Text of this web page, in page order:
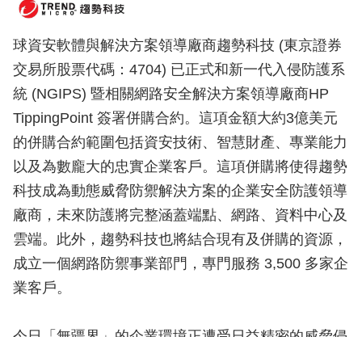
球資安軟體與解決方案領導廠商趨勢科技 (東京證券
交易所股票代碼：4704) 已正式和新一代入侵防護系
統 (NGIPS) 暨相關網路安全解決方案領導廠商HP
TippingPoint 簽署併購合約。這項金額大約3億美元
的併購合約範圍包括資安技術、智慧財產、專業能力
以及為數龐大的忠實企業客戶。這項併購將使得趨勢
科技成為動態威脅防禦解決方案的企業安全防護領導
廠商，未來防護將完整涵蓋端點、網路、資料中心及
雲端。此外，趨勢科技也將結合現有及併購的資源，
成立一個網路防禦事業部門，專門服務 3,500 多家企
業客戶。